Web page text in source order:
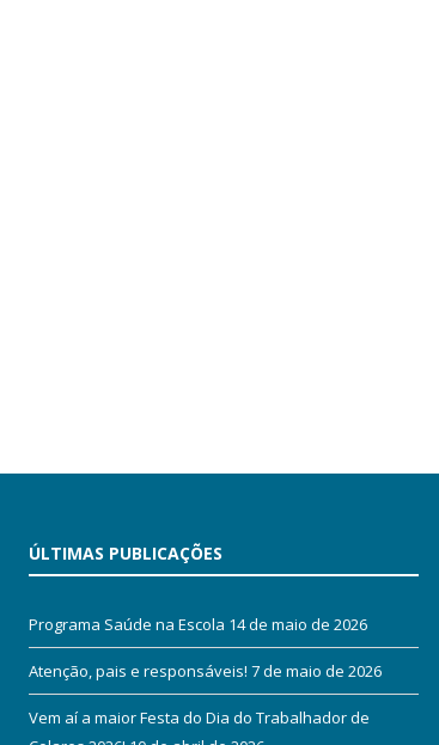
ÚLTIMAS PUBLICAÇÕES
Programa Saúde na Escola 14 de maio de 2026
Atenção, pais e responsáveis! 7 de maio de 2026
Vem aí a maior Festa do Dia do Trabalhador de